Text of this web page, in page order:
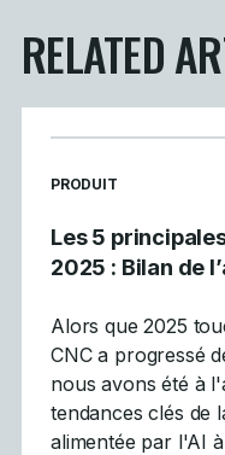
RELATED
READ MORE ARTICLES
PRODUIT
Les 5
2025 : Bilan de
Alors que 2025
CNC a progressé
nous avons été à
tendances clés de
alimentée par l'AI